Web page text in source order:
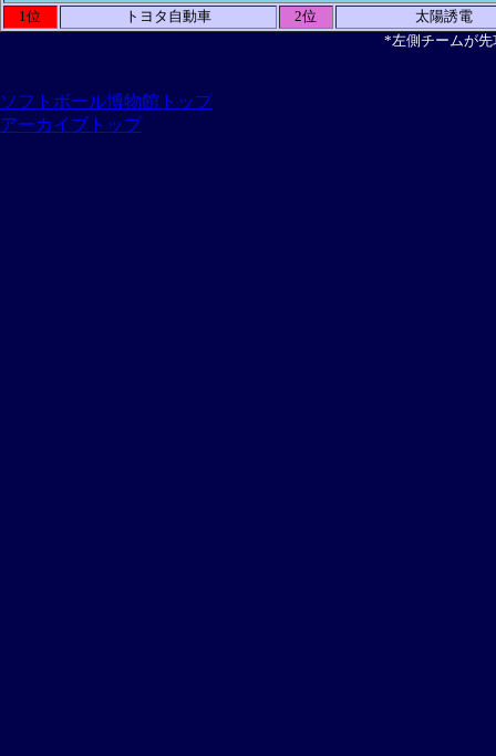
*左側チームが
1位 トヨタ自動車 2位 太陽誘電
ソフトボール博物館トップ
アーカイブトップ